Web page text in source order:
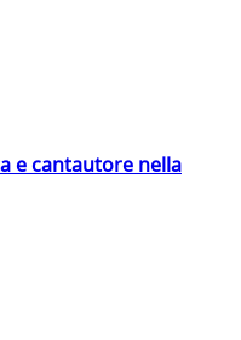
e cantautore nella